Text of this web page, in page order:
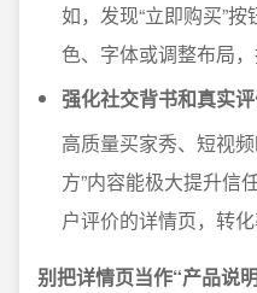
如，发现“立即购买”
色、字体或调整布局，
强化社交背书和真实
高质量买家秀、短视
方”内容能极大提升信
户评价的详情页，转
别把详情页当作“产品说